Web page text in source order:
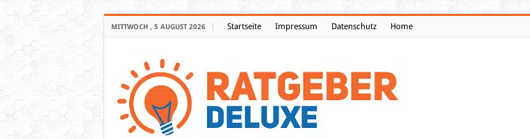
MITTWOCH , 5 AUGUST 2026 Startseite Impressum Datenschutz Home